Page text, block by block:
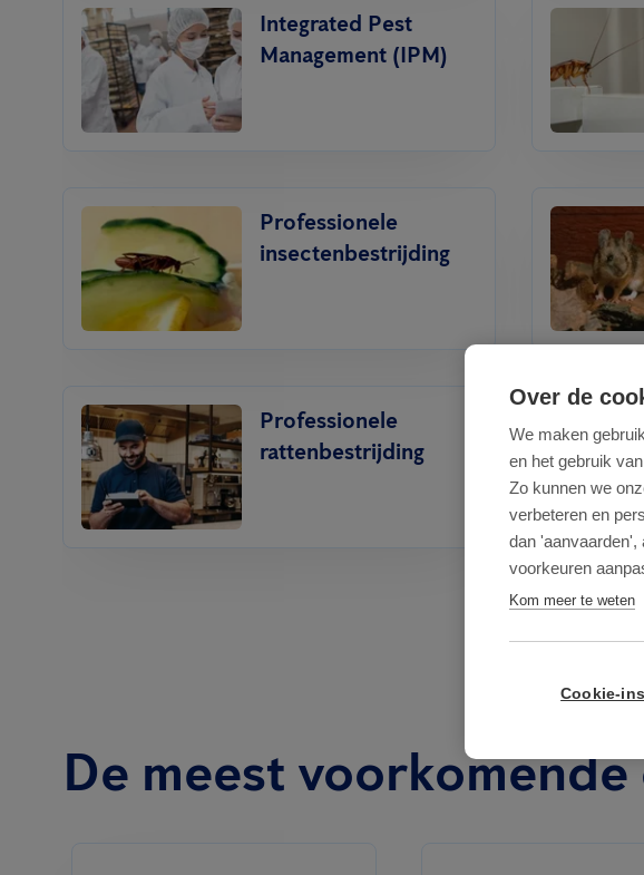
Integrated Pest
Management (IPM)
Professionele
insectenbestrijding
Professionele
rattenbestrijding
De meest
Over de
We maken
en het gebruik
Zo kunnen we
verbeteren en
dan 'aanvaarden',
voorkeuren
Kom meer te weten
Cookie-